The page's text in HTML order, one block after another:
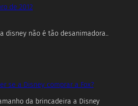
de 2012
disney não é tão desanimadora..
se a Disney comprar a Fox?
da brincadeira a Disney